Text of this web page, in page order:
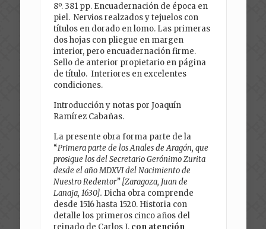
8º. 381 pp. Encuadernación de época en
piel. Nervios realzados y tejuelos con
títulos en dorado en lomo. Las primeras
dos hojas con pliegue en margen
interior, pero encuadernación firme.
Sello de anterior propietario en página
de título. Interiores en excelentes
condiciones.
Introducción y notas por Joaquín
Ramírez Cabañas.
La presente obra forma parte de la
“Primera parte de los Anales de Aragón, que
prosigue los del Secretario Gerónimo Zurita
desde el año MDXVI del Nacimiento de
Nuestro Redentor” [Zaragoza, Juan de
Lanaja, 1630]. Dicha obra comprende
desde 1516 hasta 1520. Historia con
detalle los primeros cinco años del
reinado de Carlos I, con atención